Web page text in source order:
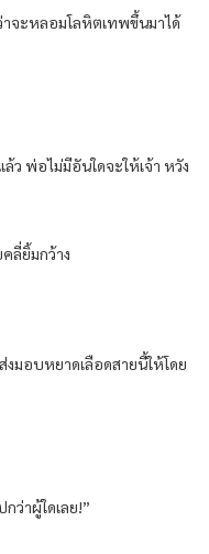
าจะหลอมโลหิตเทพขึ้นมาได้
ว พ่อไม่มีอันใดจะให้เจ้า หวัง
ลี่ยิ้มกว้าง
งมอบหยาดเลือดสายนี้ให้โดย
ว่าผู้ใดเลย!”